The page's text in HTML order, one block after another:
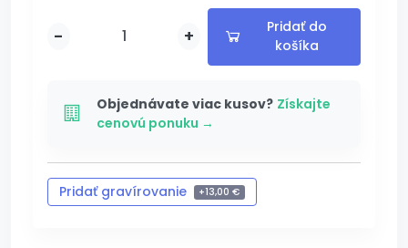
- +
Pridať do
košíka
Pridávam...
Pridané
Objednávate viac kusov? Získajte
cenovú ponuku →
Pridať gravírovanie +13,00 €
Zrušiť gravírovanie